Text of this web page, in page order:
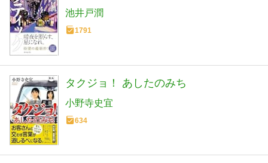
池井戸潤
1791
タクジョ！ あしたのみち
小野寺史宜
634